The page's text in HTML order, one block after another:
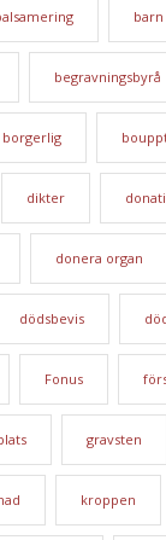
barn
begravningsbyrå
borgerlig
dikter
donera organ
dödsbevis
Fonus
gravsten
kroppen